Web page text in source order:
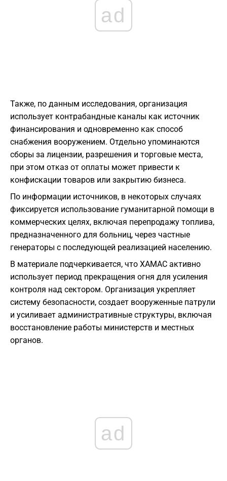
ad
Также, по данным исследования, организация
использует контрабандные каналы как источник
финансирования и одновременно как способ
снабжения вооружением. Отдельно упоминаются
сборы за лицензии, разрешения и торговые места,
при этом отказ от оплаты может привести к
конфискации товаров или закрытию бизнеса.
По информации источников, в некоторых случаях
фиксируется использование гуманитарной помощи в
коммерческих целях, включая перепродажу топлива,
предназначенного для больниц, через частные
генераторы с последующей реализацией населению.
В материале подчеркивается, что ХАМАС активно
использует период прекращения огня для усиления
контроля над сектором. Организация укрепляет
систему безопасности, создает вооруженные патрули
и усиливает административные структуры, включая
восстановление работы министерств и местных
органов.
ad